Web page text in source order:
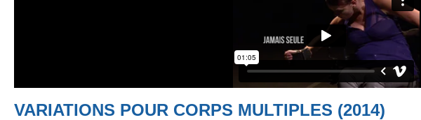
VARIATIONS POUR CORPS MULTIPLES (2014)